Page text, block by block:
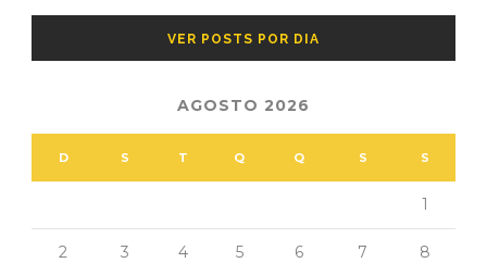
VER POSTS POR DIA
AGOSTO 2026
D S T Q Q S S
1
2 3 4 5 6 7 8